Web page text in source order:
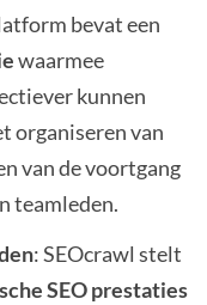
bevat een
waarmee
kunnen
organiseren van
van de voortgang
teamleden.
: SEOcrawl stelt
SEO prestaties